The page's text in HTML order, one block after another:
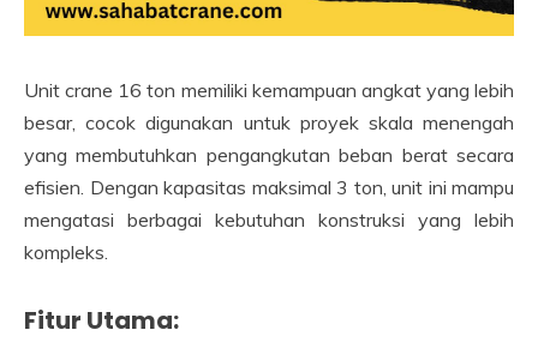
Unit crane 16 ton memiliki kemampuan angkat yang lebih
besar, cocok digunakan untuk proyek skala menengah
yang membutuhkan pengangkutan beban berat secara
efisien. Dengan kapasitas maksimal 3 ton, unit ini mampu
mengatasi berbagai kebutuhan konstruksi yang lebih
kompleks.
Fitur Utama: